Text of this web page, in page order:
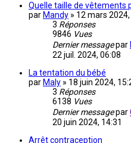
Quelle taille de vêtements
par Mandy » 12 mars
3 Réponses
9846 Vues
Dernier messagepar
22 juil. 2024, 06:08
La tentation du bébé
par Maly » 18 juin 2024,
3 Réponses
6138 Vues
Dernier messagepar
20 juin 2024, 14:31
Arrêt contraception